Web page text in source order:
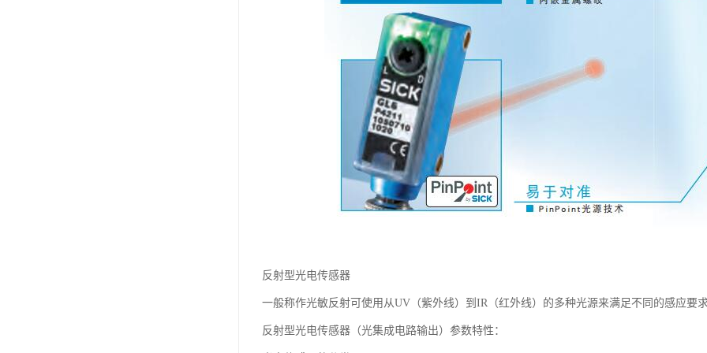
反射型光电传感器
一般称作光敏反射可使用从UV（紫外线）到IR（红外线）的多种光源来满足不同的感应要
反射型光电传感器（光集成电路输出）参数特性：